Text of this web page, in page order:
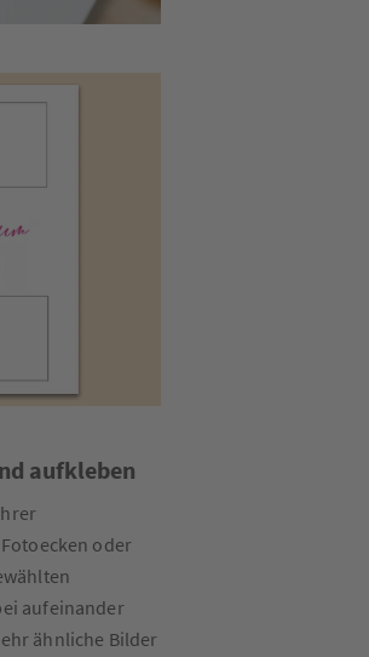
aufkleben
oder
aufeinander
ähnliche Bilder